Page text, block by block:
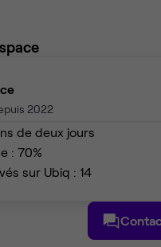
2022
de deux jours
: 70%
sur Ubiq : 14